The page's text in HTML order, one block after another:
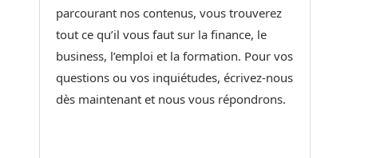
parcourant nos contenus, vous trouverez
tout ce qu’il vous faut sur la finance, le
business, l’emploi et la formation. Pour vos
questions ou vos inquiétudes, écrivez-nous
dès maintenant et nous vous répondrons.